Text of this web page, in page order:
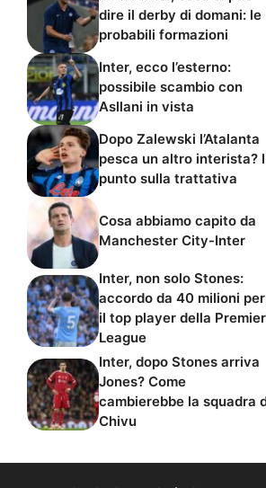
dire il derby di domani: le
probabili formazioni
Inter, ecco l’esterno:
possibile scambio con
Asllani in vista
Dopo Zalewski l’Atalanta
pesca un altro interista?
punto sulla trattativa
Cosa abbiamo capito da
Manchester City-Inter
Inter, non solo Stones:
accordo da 40 milioni per
il top player della Premier
League
Inter, dopo Stones arriva
Jones? Come
cambierebbe la squadra
Chivu